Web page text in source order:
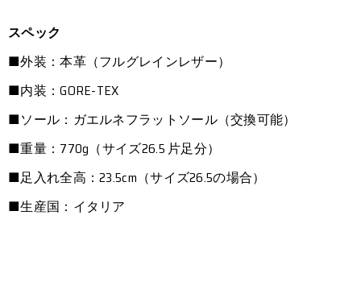
スペック
■外装：本革（フルグレインレザー）
■内装：GORE-TEX
■ソール：ガエルネフラットソール（交換可能）
■重量：770g（サイズ26.5 片足分）
■足入れ全高：23.5cm（サイズ26.5の場合）
■生産国：イタリア